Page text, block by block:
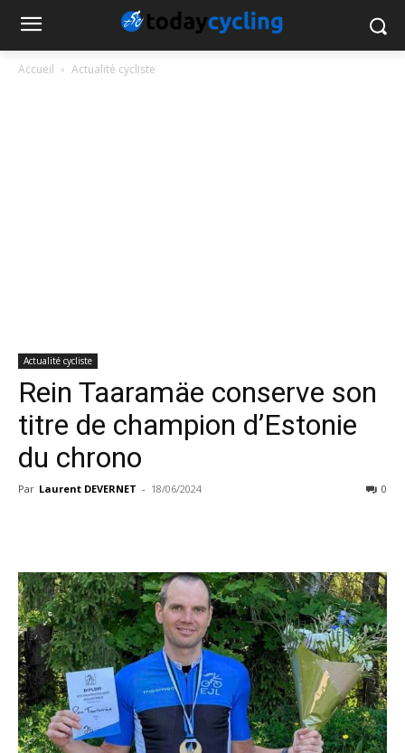
Accueil Actualité cycliste
Actualité cycliste
Rein Taaramäe conserve son
titre de champion d’Estonie
du chrono
Par Laurent DEVERNET - 18/06/2024 0